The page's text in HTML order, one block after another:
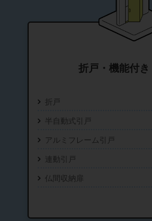
折戸・機能付
折戸
半自動式引戸
アルミフレーム引戸
連動引戸
仏間収納扉